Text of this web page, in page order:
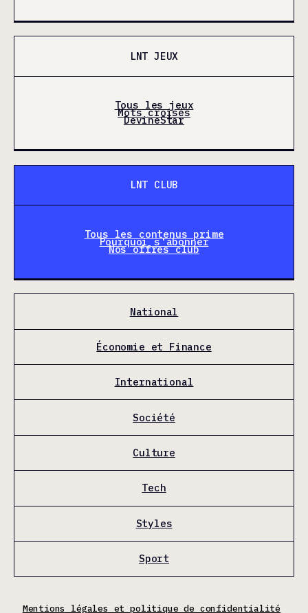
LNT JEUX
Tous les jeux
Mots croisés
DevineStar
LNT CLUB
Tous les contenus prime
Pourquoi s'abonner
Nos offres club
National
Économie et Finance
International
Société
Culture
Tech
Styles
Sport
Mentions légales et politique de confidentialité